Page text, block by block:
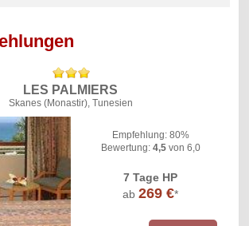
LES PALMIERS
Skanes (Monastir), Tunesien
Empfehlung: 80%
Bewertung: 4,5von 6,0
7 Tage HP
ab269 €*